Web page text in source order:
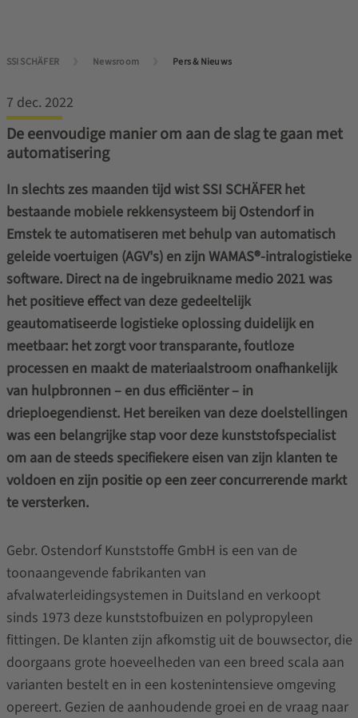
SSI SCHÄFER Newsroom Pers & Nieuws
7 dec. 2022
De eenvoudige manier om aan de slag te gaan met
automatisering
In slechts zes maanden tijd wist SSI SCHÄFER het
bestaande mobiele rekkensysteem bij Ostendorf in
Emstek te automatiseren met behulp van automatisch
geleide voertuigen (AGV's) en zijn WAMAS®-intralogistieke
software. Direct na de ingebruikname medio 2021 was
het positieve effect van deze gedeeltelijk
geautomatiseerde logistieke oplossing duidelijk en
meetbaar: het zorgt voor transparante, foutloze
processen en maakt de materiaalstroom onafhankelijk
van hulpbronnen – en dus efficiënter – in
drieploegendienst. Het bereiken van deze doelstellingen
was een belangrijke stap voor deze kunststofspecialist
om aan de steeds specifiekere eisen van zijn klanten te
voldoen en zijn positie op een zeer concurrerende markt
te versterken.
Gebr. Ostendorf Kunststoffe GmbH is een van de
toonaangevende fabrikanten van
afvalwaterleidingsystemen in Duitsland en verkoopt
sinds 1973 deze kunststofbuizen en polypropyleen
fittingen. De klanten zijn afkomstig uit de bouwsector, die
doorgaans grote hoeveelheden van een breed scala aan
varianten bestelt en in een kostenintensieve omgeving
opereert. Gezien de aanhoudende groei en de vraag naar